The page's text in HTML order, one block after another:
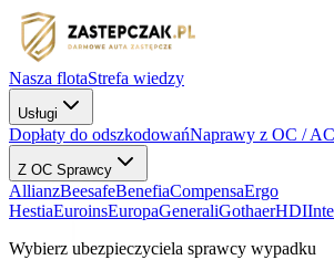
Nasza flotaStrefa wiedzy
Usługi
Dopłaty do odszkodowańNaprawy z OC / AC
Z OC Sprawcy
AllianzBeesafeBenefiaCompensaErgo
HestiaEuroinsEuropaGeneraliGothaerHDI
Wybierz ubezpieczyciela sprawcy wypadku